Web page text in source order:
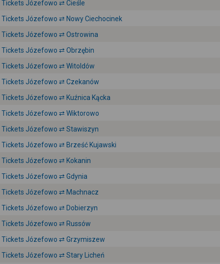
Tickets Józefowo ⇄ Cieśle
Tickets Józefowo ⇄ Nowy Ciechocinek
Tickets Józefowo ⇄ Ostrowina
Tickets Józefowo ⇄ Obrzębin
Tickets Józefowo ⇄ Witoldów
Tickets Józefowo ⇄ Czekanów
Tickets Józefowo ⇄ Kuźnica Kącka
Tickets Józefowo ⇄ Wiktorowo
Tickets Józefowo ⇄ Stawiszyn
Tickets Józefowo ⇄ Brześć Kujawski
Tickets Józefowo ⇄ Kokanin
Tickets Józefowo ⇄ Gdynia
Tickets Józefowo ⇄ Machnacz
Tickets Józefowo ⇄ Dobierzyn
Tickets Józefowo ⇄ Russów
Tickets Józefowo ⇄ Grzymiszew
Tickets Józefowo ⇄ Stary Licheń